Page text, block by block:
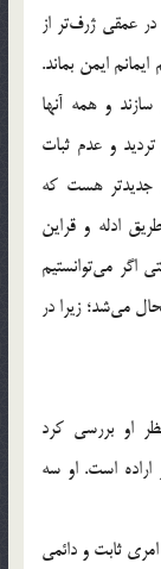
عمقي ژرف‌تر از
متر است)، باز هم ايمانم ايمن بماند.
و همه آنها
و عدم ثبات
جديدتر هست كه
ادله و قراين
اگر مي‌توانستيم
مي‌شد؛ زيرا در
او بررسي كرد
اراده است. او سه
امري ثابت و دائمي